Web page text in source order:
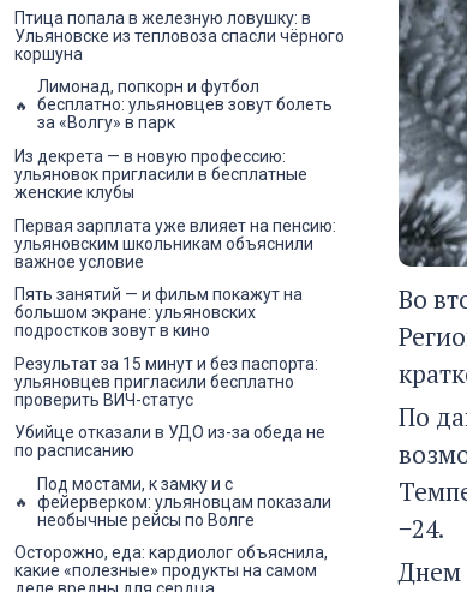
Во
По
−24.
Днем
Птица попала в железную ловушку: в
Ульяновске из тепловоза спасли чёрного
коршуна
Лимонад, попкорн и футбол
бесплатно: ульяновцев зовут болеть
за «Волгу» в парк
Из декрета — в новую профессию:
ульяновок пригласили в бесплатные
женские клубы
Первая зарплата уже влияет на пенсию:
ульяновским школьникам объяснили
важное условие
Пять занятий — и фильм покажут на
большом экране: ульяновских
подростков зовут в кино
Результат за 15 минут и без паспорта:
ульяновцев пригласили бесплатно
проверить ВИЧ-статус
Убийце отказали в УДО из-за обеда не
по расписанию
Под мостами, к замку и с
фейерверком: ульяновцам показали
необычные рейсы по Волге
Осторожно, еда: кардиолог объяснила,
какие «полезные» продукты на самом